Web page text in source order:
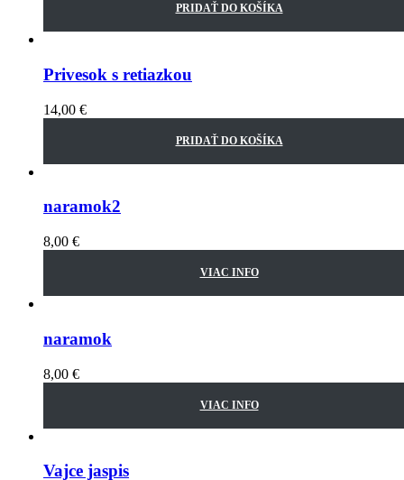
PRIDAŤ DO KOŠÍKA
Privesok s retiazkou
14,00 €
PRIDAŤ DO KOŠÍKA
naramok2
8,00 €
VIAC INFO
naramok
8,00 €
VIAC INFO
Vajce jaspis